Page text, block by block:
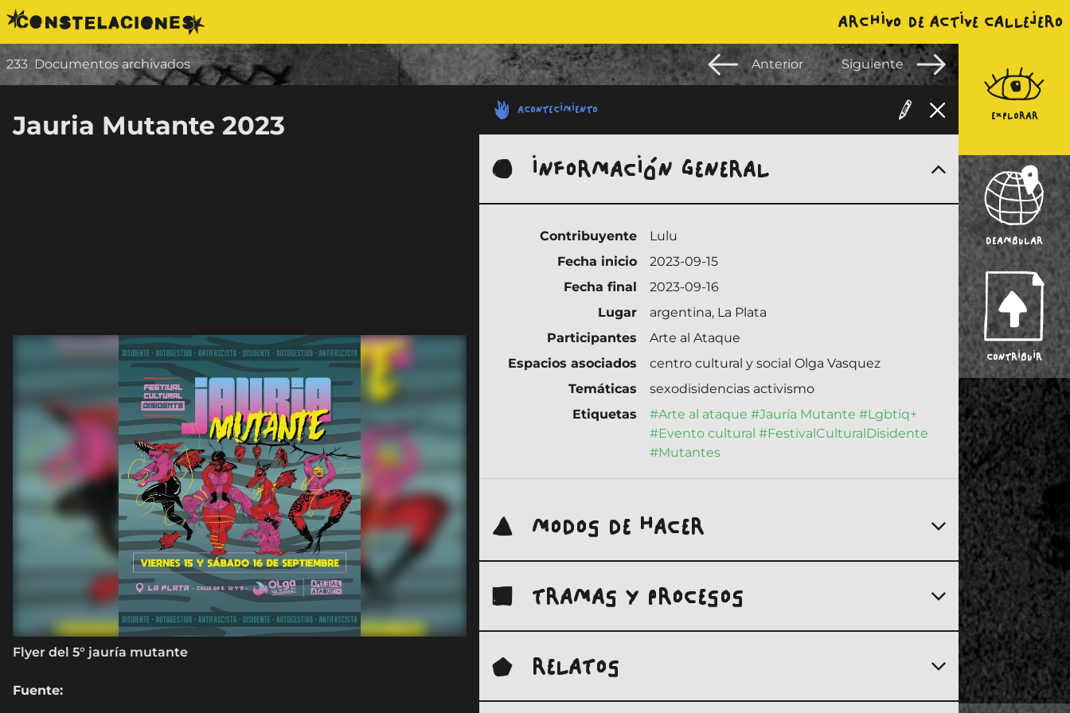
Saltar al contenido ARCHIVO DE ACTIVE CALLEJERO
233 Documentos archivados Anterior Siguiente
Jauria Mutante 2023
Flyer del 5° jauría mutante
Fuente:
Dj rumanians
Fuente:
ACONTECIMIENTO
INFORMACIÓN GENERAL
Contribuyente
Lulu
Fecha inicio
2023-09-15
Fecha final
2023-09-16
Lugar
argentina, La Plata
Participantes
Arte al Ataque
Espacios asociados
centro cultural y social Olga Vasquez
Temáticas
sexodisidencias activismo
Etiquetas
#Arte al ataque #Jauría Mutante #Lgbtiq+
#Evento cultural #FestivalCulturalDisidente
#Mutantes
MODOS DE HACER
TRAMAS Y PROCESOS
RELATOS
EXPLORAR
DEAMBULAR
CONTRIBUIR